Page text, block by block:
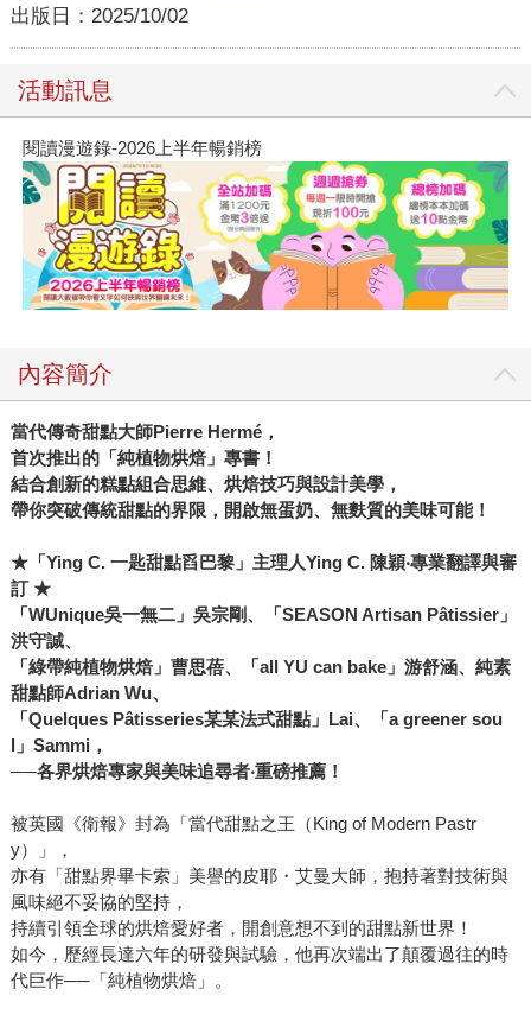
出版日： 2025/10/02
活動訊息
閱讀漫遊錄-2026上半年暢銷榜
內容簡介
當代傳奇甜點大師Pierre Hermé，
首次推出的「純植物烘焙」專書！
結合創新的糕點組合思維、烘焙技巧與設計美學，
帶你突破傳統甜點的界限，開啟無蛋奶、無麩質的美味可能！
★「Ying C. 一匙甜點舀巴黎」主理人Ying C. 陳穎‧專業翻譯與審
訂 ★
「WUnique吳一無二」吳宗剛、「SEASON Artisan Pâtissier」
洪守誠、
「綠帶純植物烘焙」曹思蓓、「all YU can bake」游舒涵、純素
甜點師Adrian Wu、
「Quelques Pâtisseries某某法式甜點」Lai、「a greener sou
l」Sammi，
──各界烘焙專家與美味追尋者‧重磅推薦！
被英國《衛報》封為「當代甜點之王（King of Modern Pastr
y）」，
亦有「甜點界畢卡索」美譽的皮耶・艾曼大師，抱持著對技術與
風味絕不妥協的堅持，
持續引領全球的烘焙愛好者，開創意想不到的甜點新世界！
如今，歷經長達六年的研發與試驗，他再次端出了顛覆過往的時
代巨作──「純植物烘焙」。